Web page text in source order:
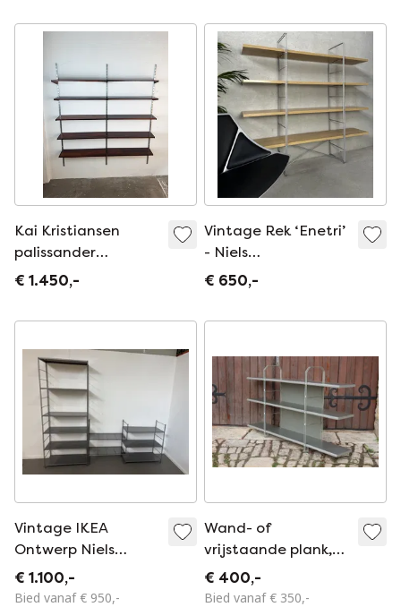
Kai Kristiansen
palissander
wandsysteem van
Møbelfabrik –
elegantie
€ 1.450,-
Vintage Rek ‘Enetri’
- Niels
Gammelgaard
€ 650,-
Vintage IKEA
Ontwerp Niels
Gammelgaard
Model ‘Peter’
€ 1.100,-
Bied vanaf € 950,-
Wand- of
vrijstaande plank,
circa 1990
€ 400,-
Bied vanaf € 350,-